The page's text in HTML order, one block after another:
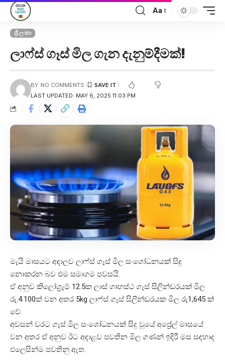
Aa
ශ්‍රී ලංකා
ලාෆ්ස් ගෑස් මිල ගැන දැනුම්දීමක්!
LAST UPDATED: MAY 6, 2025 11:03 PM
BY NO COMMENTS
මැයි මාසයට අදාලව ලාෆ්ස් ගෑස් මිල සංශෝධනයක් සිදු
නොකරන බව එම සමාගම පවසයි.
ඒ අනුව කිලෝග්‍රෑම් 12.5ක ලාස් ගෘහස්ථ ගෑස් සිලින්ඩරයක් මිල
රු.4.100ක් වන අතර 5kg ලාෆ්ස් ගෑස් සිලින්ඩරයක මිල රු1,645 ක්
වේ.
අවසන් වරට ගෑස් මිල සංශෝධනයක් සිදු වූයේ අප්‍රේල් මාසයේ
වන අතර ඒ අනුව ඊට අදාළව පවතින මිල ගණන් ඉදිරි මස සඳහාද
එලෙසින්ම පවතිනු ඇත.